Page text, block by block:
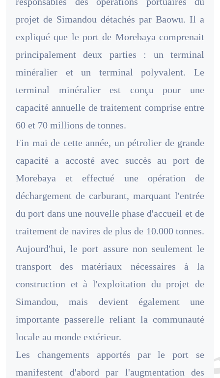
projet de Simandou détachés par Baowu. Il a
expliqué que le port de Morebaya comprenait
principalement deux parties : un terminal
minéralier et un terminal polyvalent. Le
terminal minéralier est conçu pour une
capacité annuelle de traitement comprise entre
60 et 70 millions de tonnes.
Fin mai de cette année, un pétrolier de grande
capacité a accosté avec succès au port de
Morebaya et effectué une opération de
déchargement de carburant, marquant l'entrée
du port dans une nouvelle phase d'accueil et de
traitement de navires de plus de 10.000 tonnes.
Aujourd'hui, le port assure non seulement le
transport des matériaux nécessaires à la
construction et à l'exploitation du projet de
Simandou, mais devient également une
importante passerelle reliant la communauté
locale au monde extérieur.
Les changements apportés par le port se
manifestent d'abord par l'augmentation des